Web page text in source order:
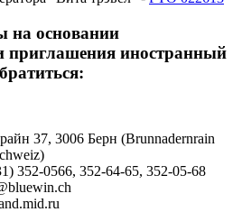
на основании
приглашения иностранный
37, 3006 Берн (Brunnadernrain
352-0566, 352-64-65, 352-05-68